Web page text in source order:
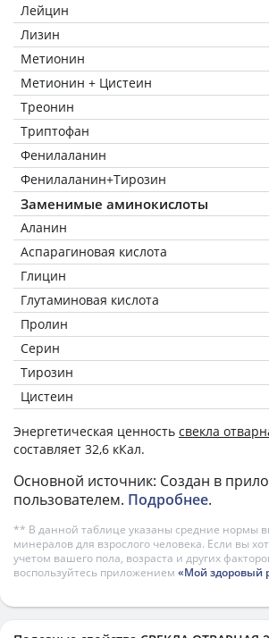
Лейцин
Лизин
Метионин
Метионин + Цистеин
Треонин
Триптофан
Фенилаланин
Фенилаланин+Тирозин
Заменимые аминокислоты
Аланин
Аспарагиновая кислота
Глицин
Глутаминовая кислота
Пролин
Серин
Тирозин
Цистеин
Энергетическая ценность свекла
составляет 32,6 кКал.
Основной источник: Создан в
пользователем. Подробнее.
** В данной таблице указаны средние нормы
минералов для взрослого человека. Если вы
учетом вашего пола, возраста и других
воспользуйтесь приложением «Мой здоровый